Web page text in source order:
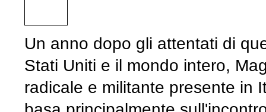
Un anno dopo gli attentati di
Stati Uniti e il mondo intero,
radicale e militante presente in